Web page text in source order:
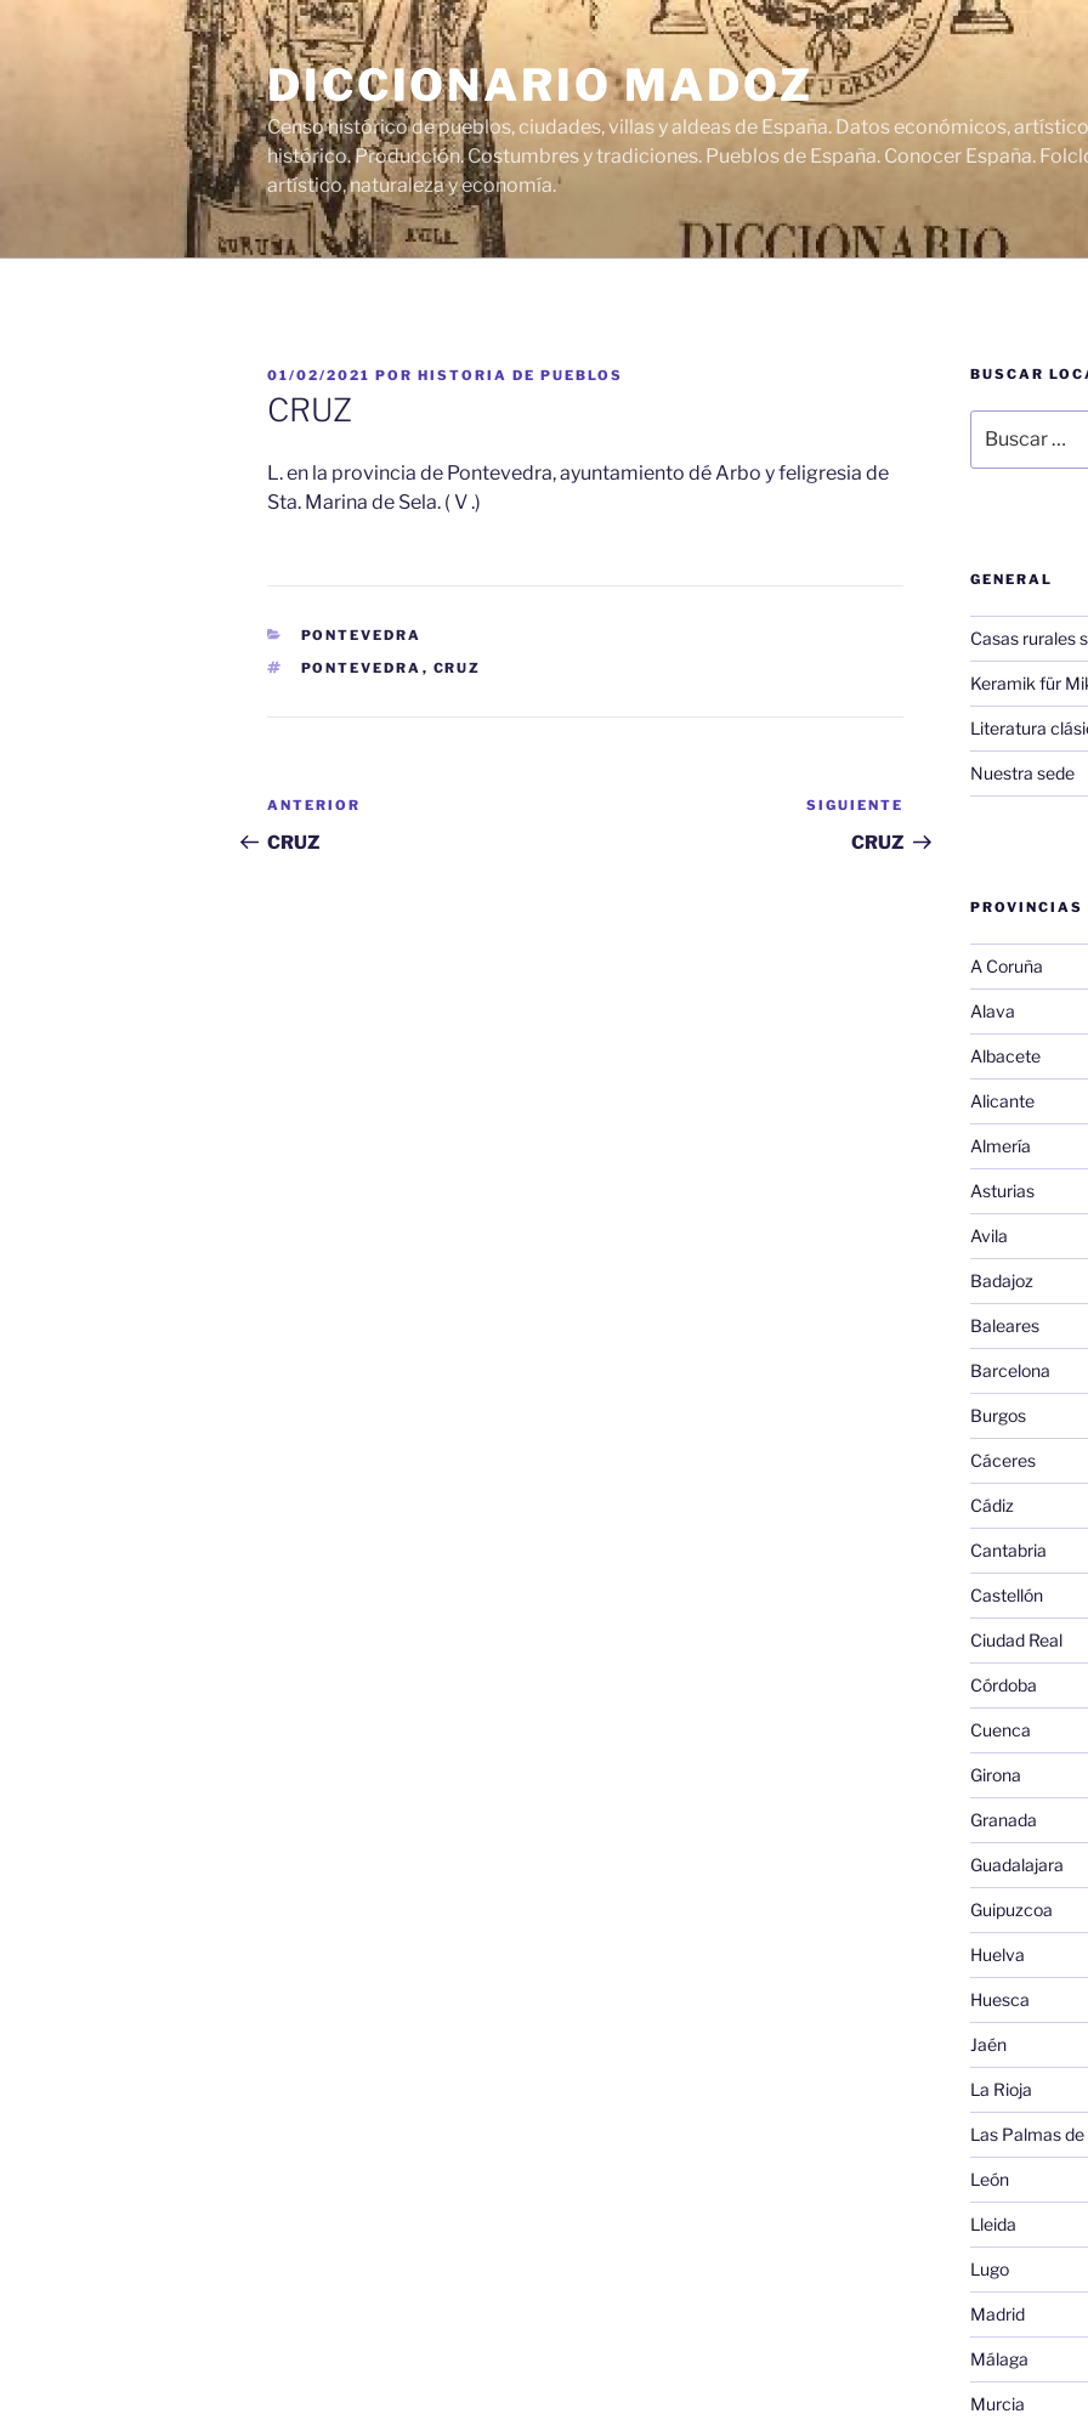
DICCIONARIO MADOZ
Censo histórico de pueblos, ciudades, villas y aldeas de España. Datos económicos,
histórico. Producción. Costumbres y tradiciones. Pueblos de España. Conocer España.
artístico, naturaleza y economía.
PUBLICADO
EL
01/02/2021 POR HISTORIA DE PUEBLOS
CRUZ
L. en la provincia de Pontevedra, ayuntamiento dé Arbo y feligresia de
Sta. Marina de Sela. ( V .)
CATEGORÍAS
PONTEVEDRA
ETIQUETAS
PONTEVEDRA , CRUZ
Navegación
de
Entrada
anterior:
ANTERIOR
CRUZ
entrada
SIGUIENTE
CRUZ
BUSCAR
por:
GENERAL
Casas rurales
Keramik für
Literatura
Nuestra sede
PROVINCIAS
A Coruña
Alava
Albacete
Alicante
Almería
Asturias
Avila
Badajoz
Baleares
Barcelona
Burgos
Cáceres
Cádiz
Cantabria
Castellón
Ciudad Real
Córdoba
Cuenca
Girona
Granada
Guadalajara
Guipuzcoa
Huelva
Huesca
Jaén
La Rioja
Las Palmas
León
Lleida
Lugo
Madrid
Málaga
Murcia